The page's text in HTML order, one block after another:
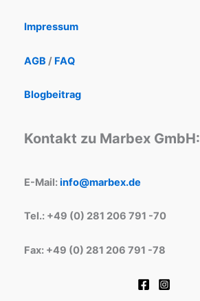
Impressum
AGB / FAQ
Blogbeitrag
Kontakt zu Marbex GmbH:
E-Mail:info@marbex.de
Tel.: +49 (0) 281 206 791 -70
Fax: +49 (0) 281 206 791 -78